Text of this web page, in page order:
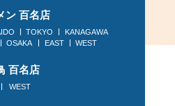
ン 百名店
TOKYO
KANAGAWA
OSAKA EAST WEST
百名店
WEST